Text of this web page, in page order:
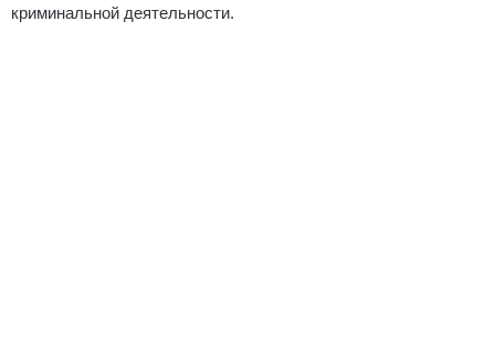
криминальной деятельности.